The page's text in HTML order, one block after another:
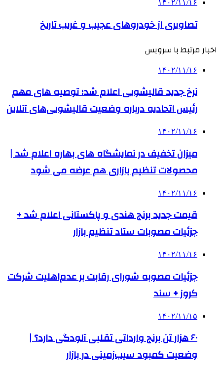
۱۴۰۲/۱۱/۱۶
تصاویری از خودروهای عجیب و غریب تاریخ
اخبار مرتبط با سرویس
۱۴۰۲/۱۱/۱۶
نرخ جدید قالیشویی اعلام شد؛ توصیه های مهم
رئیس اتحادیه درباره وضعیت قالیشویی‌های آنلاین
۱۴۰۲/۱۱/۱۶
میزان تخفیف در نمایشگاه‌ های بهاره اعلام شد |
محصولات تنظیم بازاری هم عرضه می شود
۱۴۰۲/۱۱/۱۶
قیمت جدید برنج هندی و پاکستانی اعلام شد +
جزئیات مصوبات ستاد تنظیم بازار
۱۴۰۲/۱۱/۱۶
جزئیات مصوبه شورای رقابت بر عدم‌اهلیت شرکت
کروز + سند
۱۴۰۲/۱۱/۱۵
۶۰ هزار تن برنج وارداتی تقلبی آلودگی دارد؟ |
وضعیت کمبود سیب‌زمینی در بازار